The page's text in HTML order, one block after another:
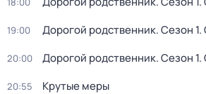
19:00 Дорогой родственник. Сезон 1.
20:00 Дорогой родственник. Сезон 1.
20:55 Крутые меры